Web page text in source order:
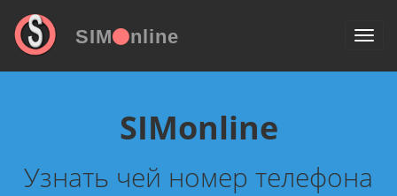
SIM nline
SIMonline
Узнать чей номер телефона